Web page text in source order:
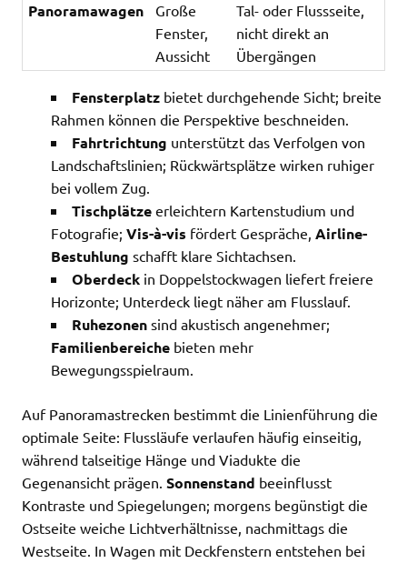
Panoramawagen
Große
Fenster,
Aussicht
Tal- oder Flussseite,
nicht direkt an
Übergängen
Fensterplatz bietet durchgehende Sicht; breite
Rahmen können die Perspektive beschneiden.
Fahrtrichtung unterstützt das Verfolgen von
Landschaftslinien; Rückwärtsplätze wirken ruhiger
bei vollem Zug.
Tischplätze erleichtern Kartenstudium und
Fotografie; Vis-à-vis fördert Gespräche, Airline-
Bestuhlung schafft klare Sichtachsen.
Oberdeck in Doppelstockwagen liefert freiere
Horizonte; Unterdeck liegt näher am Flusslauf.
Ruhezonen sind akustisch angenehmer;
Familienbereiche bieten mehr
Bewegungsspielraum.
Auf Panoramastrecken bestimmt die Linienführung die
optimale Seite: Flussläufe verlaufen häufig einseitig,
während talseitige Hänge und Viadukte die
Gegenansicht prägen. Sonnenstand beeinflusst
Kontraste und Spiegelungen; morgens begünstigt die
Ostseite weiche Lichtverhältnisse, nachmittags die
Westseite. In Wagen mit Deckfenstern entstehen bei